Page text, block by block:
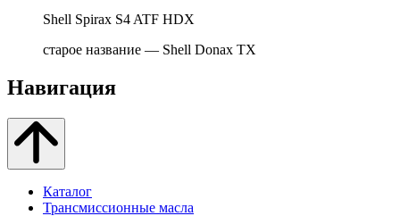
Shell Spirax S4 ATF HDX
старое название — Shell Donax TX
Навигация
Каталог
Трансмиссионные масла